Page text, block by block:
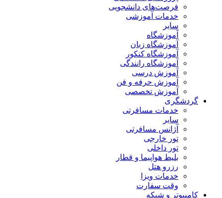
فرصت‌های دانشجویی
خدمات آموزشی
سایر
آموزشگاه
آموزشگاه زبان
آموزشگاه کنکور
آموزشگاه رانندگی
آموزش درسی
آموزش حرفه و فن
آموزش تخصصی
گردشگری
خدمات مسافرتی
سایر
آژانس مسافرتی
تور خارجی
تور داخلی
بلیط هواپیما و قطار
رزرو هتل
خدمات ویزا
وقت سفارت
کامپیوتر و شبکه